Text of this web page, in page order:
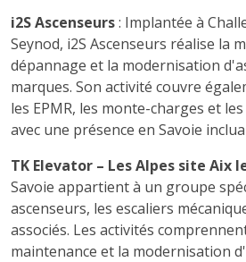
i2S Ascenseurs: Implantée à
Seynod, i2S Ascenseurs réalise la
dépannage et la modernisation
marques. Son activité couvre
les EPMR, les monte-charges et
avec une présence en Savoie
TK Elevator – Les Alpes site Aix
Savoie appartient à un groupe
ascenseurs, les escaliers
associés. Les activités
maintenance et la modernisation